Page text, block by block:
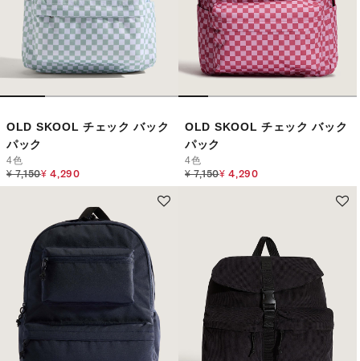
OLD SKOOL チェック バック
パック
4色
Price reduced from
¥ 7,150to
¥ 4,290
OLD SKOOL チェック バック
パック
4色
Price reduced from
¥ 7,150to
¥ 4,290